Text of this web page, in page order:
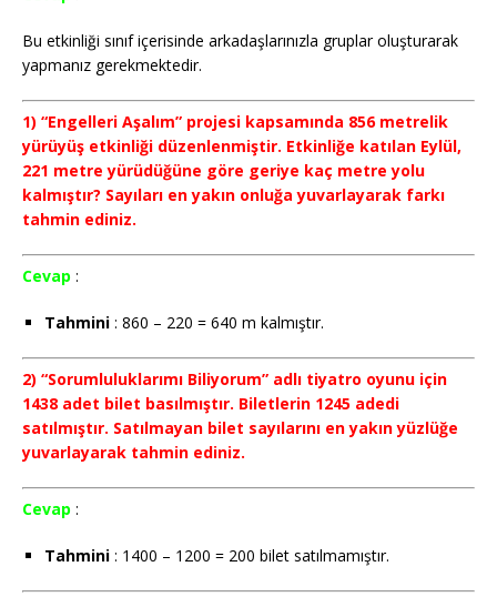
Bu etkinliği sınıf içerisinde arkadaşlarınızla gruplar oluşturarak
yapmanız gerekmektedir.
1) “Engelleri Aşalım” projesi kapsamında 856 metrelik
yürüyüş etkinliği düzenlenmiştir. Etkinliğe katılan Eylül,
221 metre yürüdüğüne göre geriye kaç metre yolu
kalmıştır? Sayıları en yakın onluğa yuvarlayarak farkı
tahmin ediniz.
Cevap :
Tahmini : 860 – 220 = 640 m kalmıştır.
2) “Sorumluluklarımı Biliyorum” adlı tiyatro oyunu için
1438 adet bilet basılmıştır. Biletlerin 1245 adedi
satılmıştır. Satılmayan bilet sayılarını en yakın yüzlüğe
yuvarlayarak tahmin ediniz.
Cevap :
Tahmini : 1400 – 1200 = 200 bilet satılmamıştır.